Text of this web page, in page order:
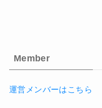
Member
運営メンバーはこちら